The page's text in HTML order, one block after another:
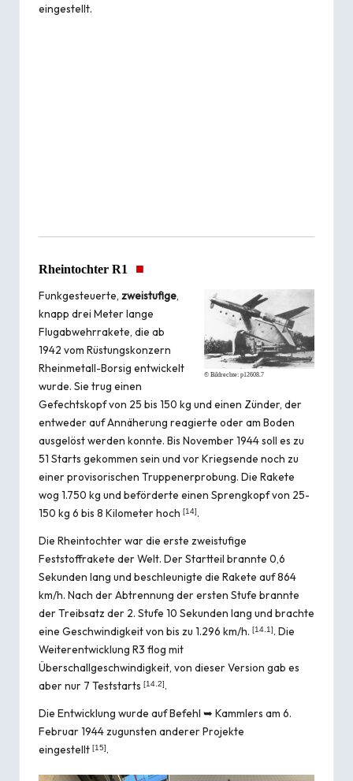
eingestellt.
Rheintochter R1 ■
© Bildrechte: p12608.7
Funkgesteuerte, zweistufige,
knapp drei Meter lange
Flugabwehrrakete, die ab
1942 vom Rüstungskonzern
Rheinmetall-Borsig entwickelt
wurde. Sie trug einen
Gefechtskopf von 25 bis 150 kg und einen Zünder, der
entweder auf Annäherung reagierte oder am Boden
ausgelöst werden konnte. Bis November 1944 soll es zu
51 Starts gekommen sein und vor Kriegsende noch zu
einer provisorischen Truppenerprobung. Die Rakete
wog 1.750 kg und beförderte einen Sprengkopf von 25-
150 kg 6 bis 8 Kilometer hoch [14].
Die Rheintochter war die erste zweistufige
Feststoffrakete der Welt. Der Startteil brannte 0,6
Sekunden lang und beschleunigte die Rakete auf 864
km/h. Nach der Abtrennung der ersten Stufe brannte
der Treibsatz der 2. Stufe 10 Sekunden lang und brachte
eine Geschwindigkeit von bis zu 1.296 km/h. [14.1]. Die
Weiterentwicklung R3 flog mit
Überschallgeschwindigkeit, von dieser Version gab es
aber nur 7 Teststarts [14.2].
Die Entwicklung wurde auf Befehl ➥ Kammlers am 6.
Februar 1944 zugunsten anderer Projekte
eingestellt [15].